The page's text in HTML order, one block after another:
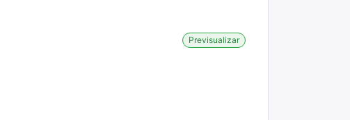
Previsualizar